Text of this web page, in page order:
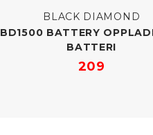
BLACK DIAMOND
BD1500 BATTERY
BATTERI
209